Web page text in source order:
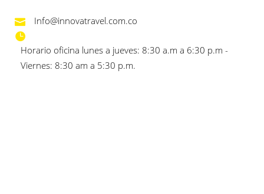
Info@innovatravel.com.co
Horario oficina lunes a jueves: 8:30 a.m a 6:30 p.m -
Viernes: 8:30 am a 5:30 p.m.